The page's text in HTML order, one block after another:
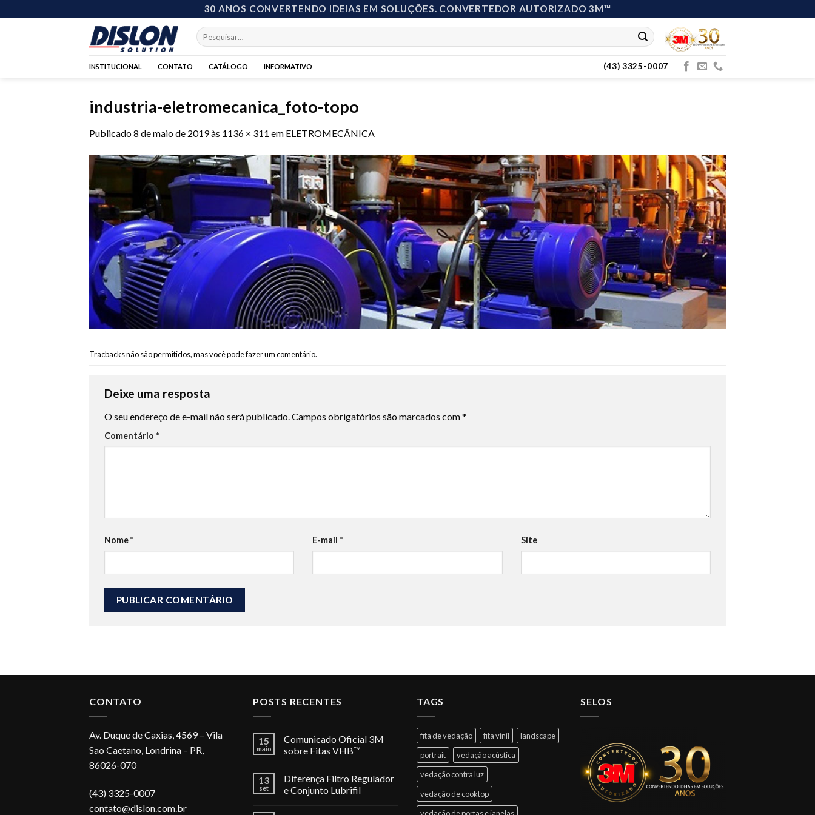
to
30 ANOS CONVERTENDO IDEIAS EM SOLUÇÕES. CONVERTEDOR AUTORIZADO 3M™
Pesquisar
por:
INSTITUCIONAL CONTATO CATÁLOGO INFORMATIVO (43) 3325-0007
industria-eletromecanica_foto-topo
Publicado8 de maio de 2019às 1136 × 311 em ELETROMECÂNICA
Tracbacks não são permitidos, mas você podefazer um comentário.
Deixe uma resposta
O seu endereço de e-mail não será publicado. Campos obrigatórios são marcados com*
Comentário *
Nome* E-mail* Site
CONTATO
Av. Duque de Caxias, 4569 – Vila
Sao Caetano, Londrina – PR,
86026-070
(43) 3325-0007
contato@dislon.com.br
POSTS RECENTES
15
maio
Comunicado Oficial 3M
sobre Fitas VHB™
13
set
Diferença Filtro Regulador
e Conjunto Lubrifil
TAGS
fita de vedação fita vinil
landscape
portrait
vedação acústica
vedação contra luz
vedação de cooktop
SELOS